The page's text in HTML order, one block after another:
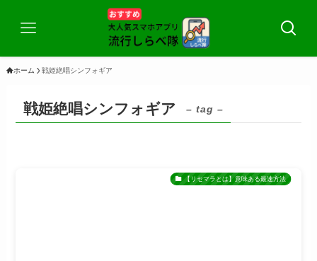
ホーム 戦姫絶唱シンフォギア
戦姫絶唱シンフォギア – tag –
【リセマラとは】意味ある最速方法